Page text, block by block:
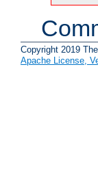
Copyright 2019
Apache License,